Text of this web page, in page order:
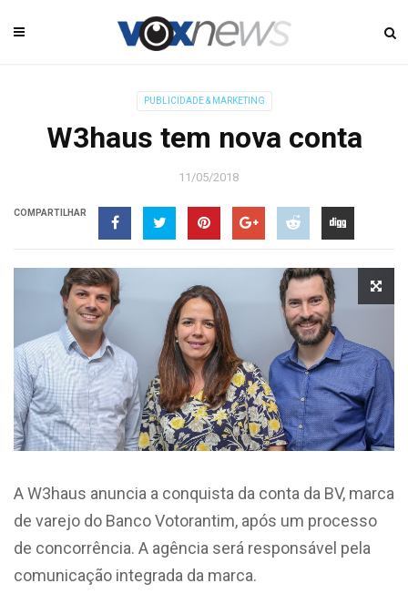
PUBLICIDADE & MARKETING
W3haus tem nova conta
11/05/2018
COMPARTILHAR
A W3haus anuncia a conquista da conta da BV, marca
de varejo do Banco Votorantim, após um processo
de concorrência. A agência será responsável pela
comunicação integrada da marca.